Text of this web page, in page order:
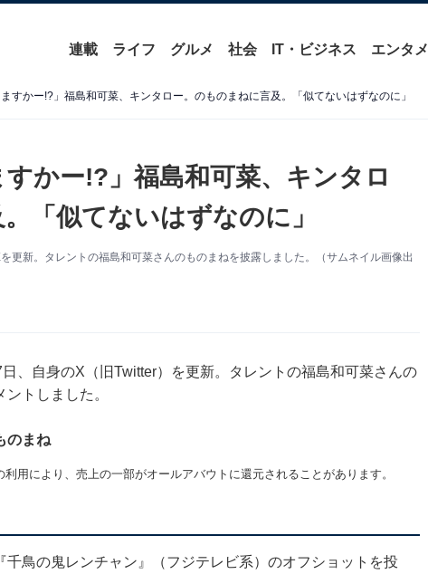
連載 ライフ グルメ 社会 IT・ビジネス エンタメ
ますかー!?」福島和可菜、キンタロー。のものまねに言及。「似てないはずなのに」
すかー!?」福島和可菜、キンタロ
「似てないはずなのに」
更新。タレントの福島和可菜さんのものまねを披露しました。（サムネイル画像出
、自身のX（旧Twitter）を更新。タレントの福島和可菜さんの
トしました。
のまね
用により、売上の一部がオールアバウトに還元されることがあります。
鳥の鬼レンチャン』（フジテレビ系）のオフショットを投